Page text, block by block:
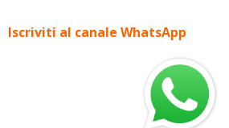
Iscriviti al canale WhatsApp